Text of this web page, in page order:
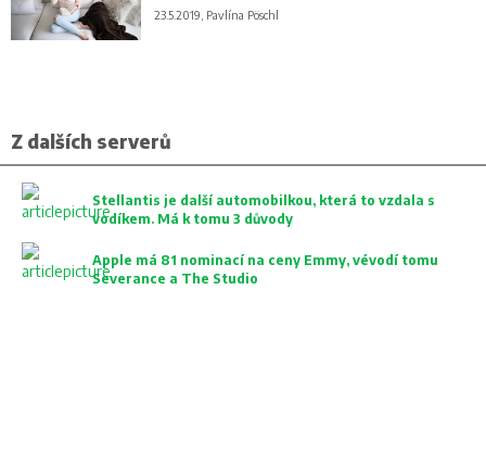
23.5.2019, Pavlína Pöschl
Z dalších serverů
Stellantis je další automobilkou, která to vzdala s
vodíkem. Má k tomu 3 důvody
Apple má 81 nominací na ceny Emmy, vévodí tomu
Severance a The Studio